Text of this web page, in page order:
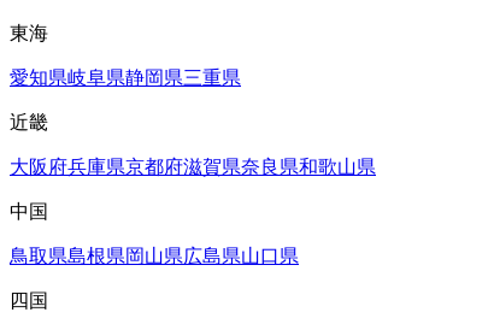
東海
愛知県岐阜県静岡県三重県
近畿
大阪府兵庫県京都府滋賀県奈良県和歌山県
中国
鳥取県島根県岡山県広島県山口県
四国